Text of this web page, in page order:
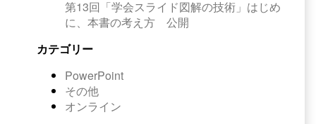
第13回「学会スライド図解の技術」はじめ
に、本書の考え方 公開
カテゴリー
PowerPoint
その他
オンライン